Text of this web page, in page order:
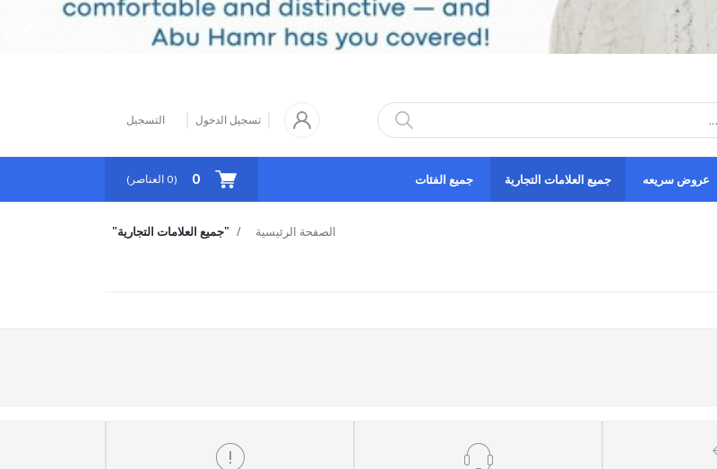
تسجيل الدخول التسجيل
عروض سريعه جميع العلامات التجارية جميع الفئات 0
(
0 العناصر)
الصفحة الرئيسية "جميع العلامات التجارية"